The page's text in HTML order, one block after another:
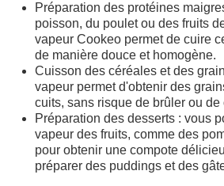
Préparation des protéines
poisson, du poulet ou des fruits
vapeur Cookeo permet de cuire
de manière douce et homogène.
Cuisson des céréales et des
vapeur permet d'obtenir des
cuits, sans risque de brûler ou de
Préparation des desserts : vous
vapeur des fruits, comme des
pour obtenir une compote
préparer des puddings et des